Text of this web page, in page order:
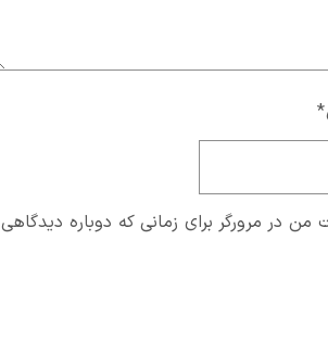
*
در مرورگر برای زمانی که دوباره دیدگاهی